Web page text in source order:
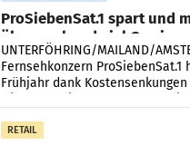
ProSiebenSat.1 spart und
überraschend viel Gewinn
UNTERFÖHRING/MAILAND/
Fernsehkonzern ProSiebenSat.1
Frühjahr dank
RETAIL